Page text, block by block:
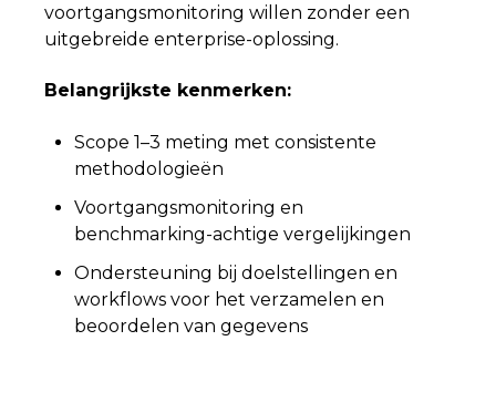
voortgangsmonitoring willen zonder een
uitgebreide enterprise-oplossing.
Belangrijkste kenmerken:
Scope 1–3 meting met consistente
methodologieën
Voortgangsmonitoring en
benchmarking-achtige vergelijkingen
Ondersteuning bij doelstellingen en
workflows voor het verzamelen en
beoordelen van gegevens